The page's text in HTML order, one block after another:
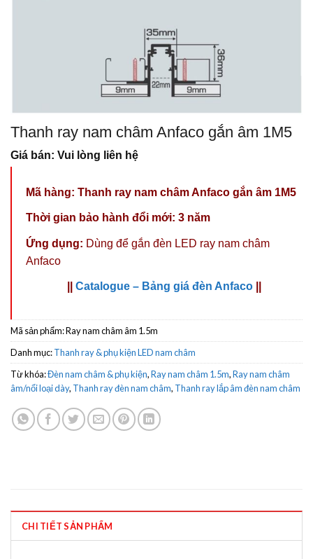
Thanh ray nam châm Anfaco gắn âm 1M5
Giá bán: Vui lòng liên hệ
Mã hàng: Thanh ray nam châm Anfaco gắn âm 1M5
Thời gian bảo hành đổi mới: 3 năm
Ứng dụng: Dùng để gắn đèn LED ray nam châm
Anfaco
Catalogue – Bảng giá đèn Anfaco
Mã sản phẩm:Ray nam châm âm 1.5m
Danh mục:Thanh ray & phụ kiện LED nam châm
Từ khóa:Đèn nam châm & phụ kiện,Ray nam châm 1.5m,Ray nam châm
âm/nổi loại dày, Thanh ray đèn nam châm, Thanh ray lắp âm đèn nam châm
CHI TIẾT SẢN PHẨM